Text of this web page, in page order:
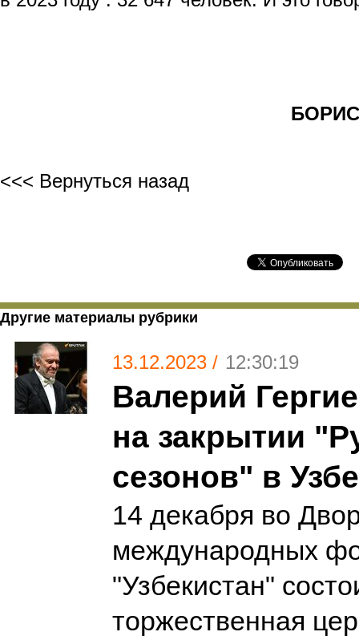
<<< Вернуться назад
Другие материалы рубрики
13.12.2023 / 12:30:19
Валерий
на закрытии
сезонов" в
14 декабря во
международных
"Узбекистан"
торжественная